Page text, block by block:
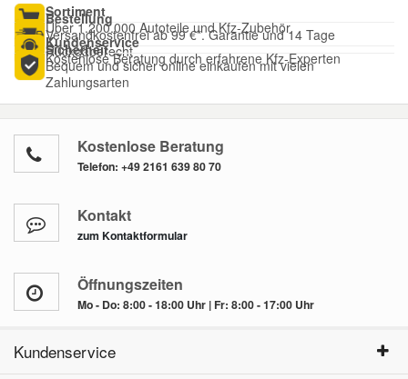
Sortiment
Über 1.200.000 Autoteile und Kfz-Zubehör
Bestellung
Versandkostenfrei ab 99 €*. Garantie und 14 Tage
Rückgaberecht
Kundenservice
Kostenlose Beratung durch erfahrene Kfz-Experten
Sicherheit
Bequem und sicher online einkaufen mit vielen
Zahlungsarten
Kostenlose Beratung
Telefon: +49 2161 639 80 70
Kontakt
zum Kontaktformular
Öffnungszeiten
Mo - Do: 8:00 - 18:00 Uhr | Fr: 8:00 - 17:00 Uhr
Kundenservice